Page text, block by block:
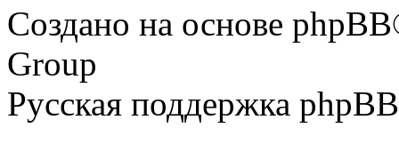
Создано на основе
Group
Русская поддержка phpBB